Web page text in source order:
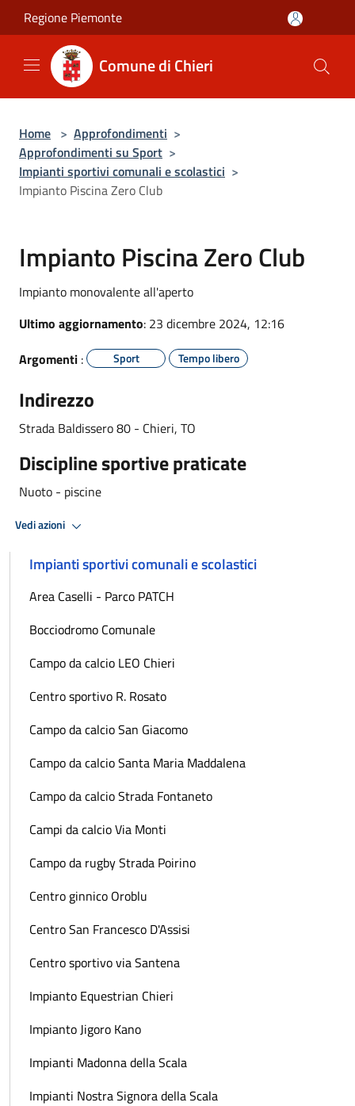
Salta al contenuto principale
Regione Piemonte
Comune di Chieri
Home > Approfondimenti >
Approfondimenti su Sport >
Impianti sportivi comunali e scolastici >
Impianto Piscina Zero Club
Impianto Piscina Zero Club
Impianto monovalente all'aperto
Ultimo aggiornamento: 23 dicembre 2024, 12:16
Argomenti : Sport Tempo libero
Indirezzo
Strada Baldissero 80 - Chieri, TO
Discipline sportive praticate
Nuoto - piscine
Vedi azioni
Impianti sportivi comunali e scolastici
Area Caselli - Parco PATCH
Bocciodromo Comunale
Campo da calcio LEO Chieri
Centro sportivo R. Rosato
Campo da calcio San Giacomo
Campo da calcio Santa Maria Maddalena
Campo da calcio Strada Fontaneto
Campi da calcio Via Monti
Campo da rugby Strada Poirino
Centro ginnico Oroblu
Centro San Francesco D'Assisi
Centro sportivo via Santena
Impianto Equestrian Chieri
Impianto Jigoro Kano
Impianti Madonna della Scala
Impianti Nostra Signora della Scala